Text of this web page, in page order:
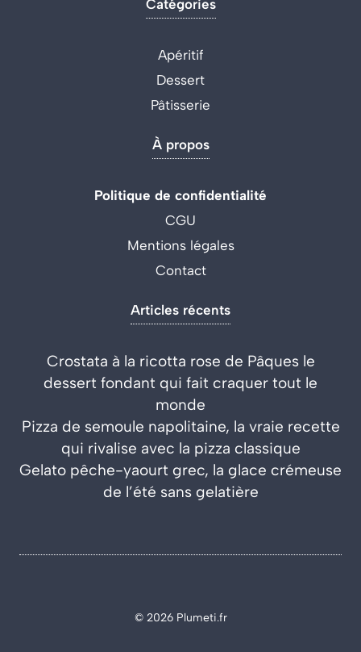
Catégories
Apéritif
Dessert
Pâtisserie
À propos
Politique de confidentialité
CGU
Mentions légales
Contact
Articles récents
Crostata à la ricotta rose de Pâques le
dessert fondant qui fait craquer tout le
monde
Pizza de semoule napolitaine, la vraie recette
qui rivalise avec la pizza classique
Gelato pêche-yaourt grec, la glace crémeuse
de l’été sans gelatière
© 2026 Plumeti.fr